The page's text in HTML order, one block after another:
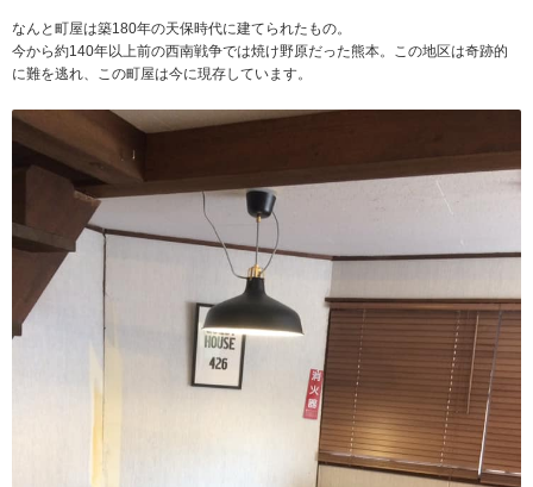
なんと町屋は築180年の天保時代に建てられたもの。
今から約140年以上前の西南戦争では焼け野原だった熊本。この地区は奇跡的
に難を逃れ、この町屋は今に現存しています。